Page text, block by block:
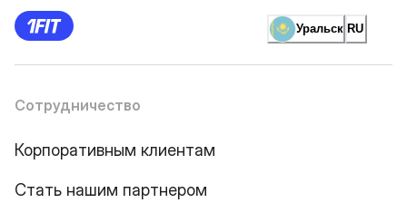
Уральск RU
Сотрудничество
Корпоративным клиентам
Стать нашим партнером